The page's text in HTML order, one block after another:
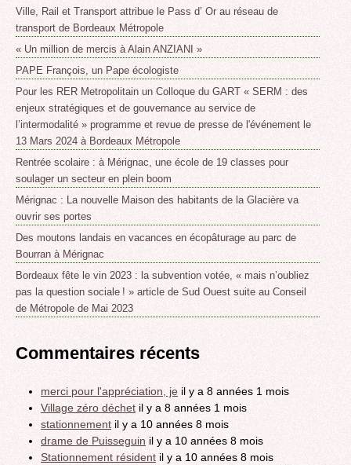
Ville, Rail et Transport attribue le Pass d’ Or au réseau de
transport de Bordeaux Métropole
« Un million de mercis à Alain ANZIANI »
PAPE François, un Pape écologiste
Pour les RER Metropolitain un Colloque du GART « SERM : des
enjeux stratégiques et de gouvernance au service de
l’intermodalité » programme et revue de presse de l'événement le
13 Mars 2024 à Bordeaux Métropole
Rentrée scolaire : à Mérignac, une école de 19 classes pour
soulager un secteur en plein boom
Mérignac : La nouvelle Maison des habitants de la Glacière va
ouvrir ses portes
Des moutons landais en vacances en écopâturage au parc de
Bourran à Mérignac
Bordeaux fête le vin 2023 : la subvention votée, « mais n’oubliez
pas la question sociale ! » article de Sud Ouest suite au Conseil
de Métropole de Mai 2023
Commentaires récents
merci pour l'appréciation, je il y a 8 années 1 mois
Village zéro déchet il y a 8 années 1 mois
stationnement il y a 10 années 8 mois
drame de Puisseguin il y a 10 années 8 mois
Stationnement résident il y a 10 années 8 mois